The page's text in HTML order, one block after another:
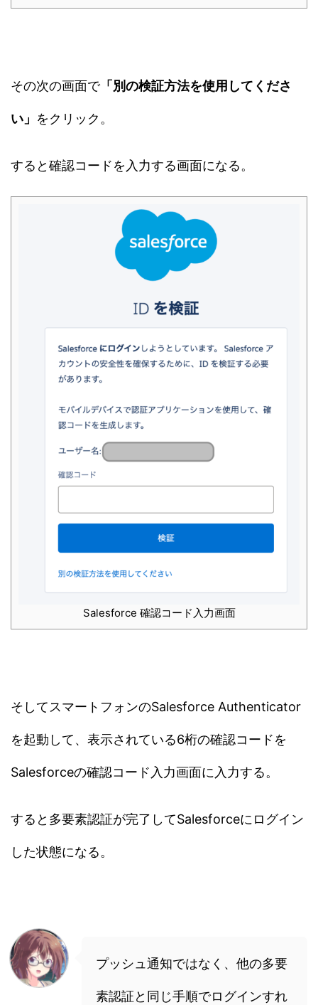
その次の画面で「別の検証方法を使用してくださ
い」 をクリック。
すると確認コードを入力する画面になる。
Salesforce 確認コード入力画面
そしてスマートフォンのSalesforce Authenticator
を起動して、表示されている6桁の確認コードを
Salesforceの確認コード入力画面に入力する。
すると多要素認証が完了してSalesforceにログイン
した状態になる。
プッシュ通知ではなく、他の多要
素認証と同じ手順でログインすれ